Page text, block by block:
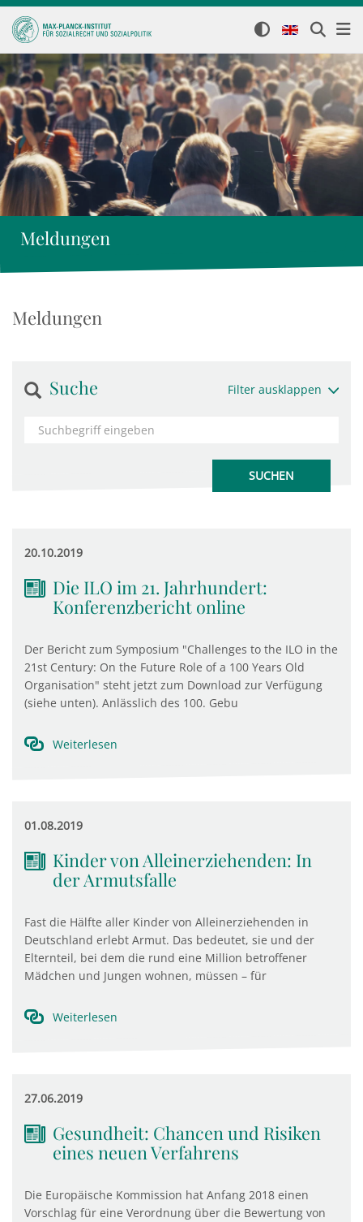
Meldungen
Meldungen
Suche Filter ausklappen
20.10.2019
Die ILO im 21. Jahrhundert:
Konferenzbericht online
Der Bericht zum Symposium "Challenges to the ILO in the
21st Century: On the Future Role of a 100 Years Old
Organisation" steht jetzt zum Download zur Verfügung
(siehe unten). Anlässlich des 100. Gebu
Weiterlesen
01.08.2019
Kinder von Alleinerziehenden: In
der Armutsfalle
Fast die Hälfte aller Kinder von Alleinerziehenden in
Deutschland erlebt Armut. Das bedeutet, sie und der
Elternteil, bei dem die rund eine Million betroffener
Mädchen und Jungen wohnen, müssen – für
Weiterlesen
27.06.2019
Gesundheit: Chancen und Risiken
eines neuen Verfahrens
Die Europäische Kommission hat Anfang 2018 einen
Vorschlag für eine Verordnung über die Bewertung von